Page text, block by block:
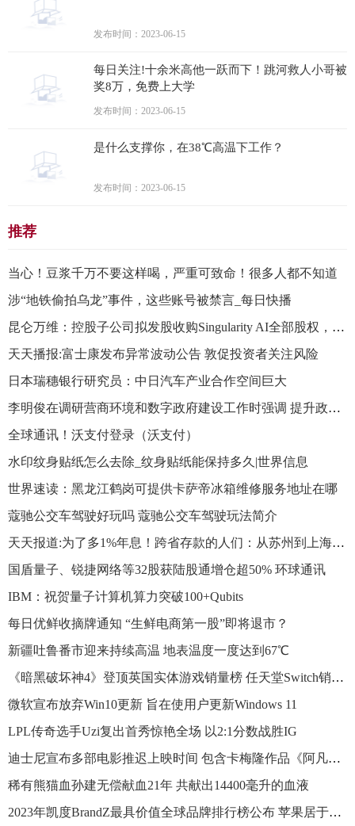
发布时间：2023-06-15
每日关注!十余米高他一跃而下！跳河救人小哥被
奖8万，免费上大学
发布时间：2023-06-15
是什么支撑你，在38℃高温下工作？
发布时间：2023-06-15
推荐
当心！豆浆千万不要这样喝，严重可致命！很多人都不知道
涉“地铁偷拍乌龙”事件，这些账号被禁言_每日快播
昆仑万维：控股子公司拟发股收购Singularity AI全部股权，拟打造全球领先AGI平台
天天播报:富士康发布异常波动公告 敦促投资者关注风险
日本瑞穗银行研究员：中日汽车产业合作空间巨大
​李明俊在调研营商环境和数字政府建设工作时强调 提升政务服务质效 持续优化营商环境
全球通讯！沃支付登录（沃支付）
水印纹身贴纸怎么去除_纹身贴纸能保持多久|世界信息
世界速读：黑龙江鹤岗可提供卡萨帝冰箱维修服务地址在哪
蔻驰公交车驾驶好玩吗 蔻驰公交车驾驶玩法简介
天天报道:为了多1%年息！跨省存款的人们：从苏州到上海、从湖北到西安
国盾量子、锐捷网络等32股获陆股通增仓超50% 环球通讯
IBM：祝贺量子计算机算力突破100+Qubits
每日优鲜收摘牌通知 “生鲜电商第一股”即将退市？
新疆吐鲁番市迎来持续高温 地表温度一度达到67℃
《暗黑破坏神4》登顶英国实体游戏销量榜 任天堂Switch销量下降
微软宣布放弃Win10更新 旨在使用户更新Windows 11
LPL传奇选手Uzi复出首秀惊艳全场 以2:1分数战胜IG
迪士尼宣布多部电影推迟上映时间 包含卡梅隆作品《阿凡达》续集
稀有熊猫血孙建无偿献血21年 共献出14400毫升的血液
2023年凯度BrandZ最具价值全球品牌排行榜公布 苹果居于首位